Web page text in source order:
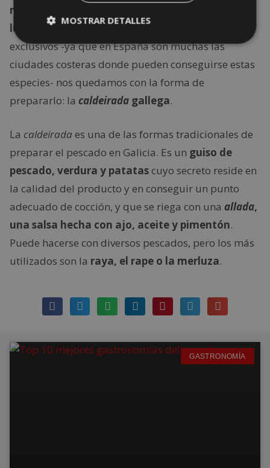
merluzas, rodaballos, besugos, rapes, angulas,
lubinas… Sin embargo, al ser productos menos
exclusivos -ya que en España son muchas las
ciudades costeras donde pueden conseguirse estas
especies- nos quedamos con la forma de
prepararlo: la caldeirada gallega.
La caldeirada es una de las formas tradicionales de
preparar el pescado en Galicia. Es un guiso de
pescado, verdura y patatascuyo secreto reside en
la calidad del producto y en conseguir un punto
adecuado de cocción, y que se riega con una allada,
una salsa hecha con ajo, aceite y pimentón.
Puede hacerse con diversos pescados, pero los más
utilizados son la raya, el rape o la merluza.
GASTRONOMÍA
MOSTRAR DETALLES